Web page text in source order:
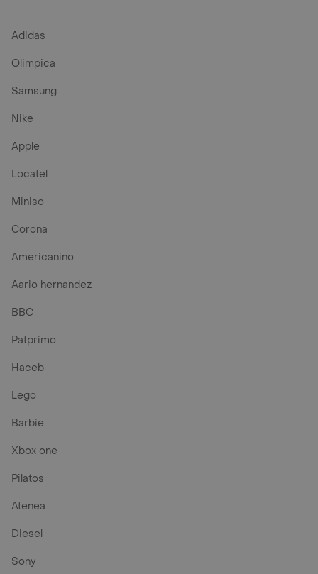
Adidas
Olimpica
Samsung
Nike
Apple
Locatel
Miniso
Corona
Americanino
Aario hernandez
BBC
Patprimo
Haceb
Lego
Barbie
Xbox one
Pilatos
Atenea
Diesel
Sony